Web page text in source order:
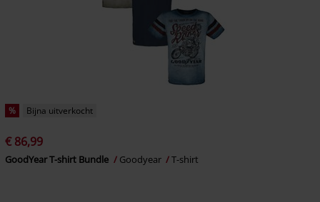
% Bijna uitverkocht
€ 86,99
GoodYear T-shirt Bundle Goodyear T-shirt